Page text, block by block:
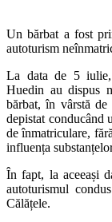
Un bărbat a fost
autoturism
La data de 5
Huedin au dispus
bărbat, în vârstă
depistat conducând
de înmatriculare,
influența
În fapt, la aceeași
autoturismul
Călățele.